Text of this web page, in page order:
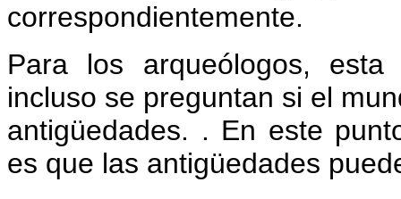
correspondientemente.
Para los arqueólogos, esta
incluso se preguntan si el
antigüedades. . En este
es que las antigüedades